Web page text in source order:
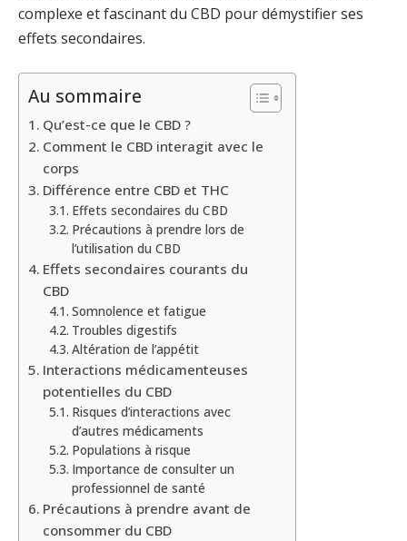
complexe et fascinant du CBD pour démystifier ses
effets secondaires.
Au sommaire
Qu’est-ce que le CBD ?
Comment le CBD interagit avec le
corps
Différence entre CBD et THC
Effets secondaires du CBD
Précautions à prendre lors de
l’utilisation du CBD
Effets secondaires courants du
CBD
Somnolence et fatigue
Troubles digestifs
Altération de l’appétit
Interactions médicamenteuses
potentielles du CBD
Risques d’interactions avec
d’autres médicaments
Populations à risque
Importance de consulter un
professionnel de santé
Précautions à prendre avant de
consommer du CBD